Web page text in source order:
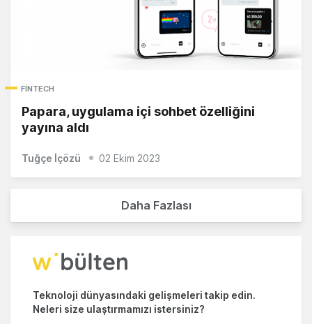
FINTECH
Papara, uygulama içi sohbet özelliğini
yayına aldı
Tuğçe İçözü 02 Ekim 2023
Daha Fazlası
Teknoloji dünyasındaki gelişmeleri takip edin.
Neleri size ulaştırmamızı istersiniz?